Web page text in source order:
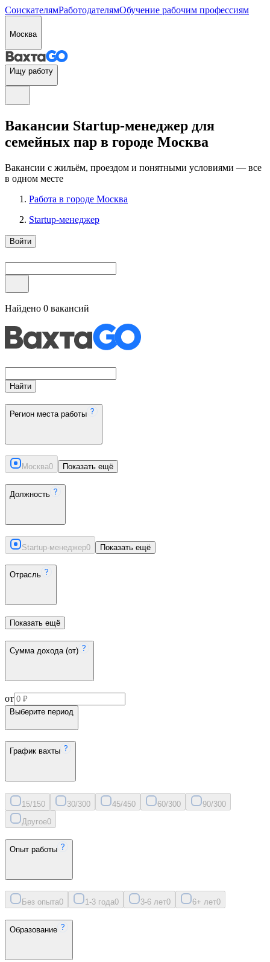
СоискателямРаботодателямОбучение рабочим профессиям
Москва
Ищу работу
Вакансии Startup-менеджер для
семейных пар в городе Москва
Вакансии с жильём, проездом и понятными условиями — все
в одном месте
Работа в городе Москва
Startup-менеджер
Войти
Найдено 0 вакансий
Найти
Регион места работы
Москва0 Показать ещё
Должность
Startup-менеджер0 Показать ещё
Отрасль
Показать ещё
Сумма дохода (от)
от
Выберите период
График вахты
15/150 30/300 45/450 60/300 90/300
Другое0
Опыт работы
Без опыта0 1-3 года0 3-6 лет0 6+ лет0
Образование